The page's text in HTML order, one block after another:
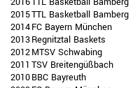
2015TTL Basketball Bamberg
2014FC Bayern München
2013Regnitztal Baskets
2012MTSV Schwabing
2011 TSV Breitengüßbach
2010BBC Bayreuth